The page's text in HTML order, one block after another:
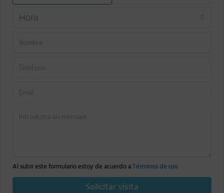
Hora
Al subir este formulario estoy de acuerdo aTérminos de uso
Solicitar visita